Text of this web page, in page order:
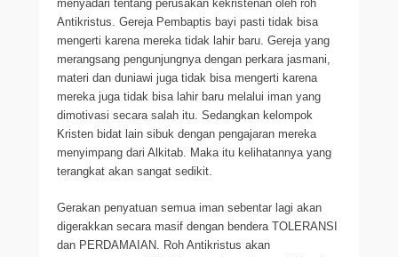
menyadari tentang perusakan kekristenan oleh roh
Antikristus. Gereja Pembaptis bayi pasti tidak bisa
mengerti karena mereka tidak lahir baru. Gereja yang
merangsang pengunjungnya dengan perkara jasmani,
materi dan duniawi juga tidak bisa mengerti karena
mereka juga tidak bisa lahir baru melalui iman yang
dimotivasi secara salah itu. Sedangkan kelompok
Kristen bidat lain sibuk dengan pengajaran mereka
menyimpang dari Alkitab. Maka itu kelihatannya yang
terangkat akan sangat sedikit.
Gerakan penyatuan semua iman sebentar lagi akan
digerakkan secara masif dengan bendera TOLERANSI
dan PERDAMAIAN. Roh Antikristus akan